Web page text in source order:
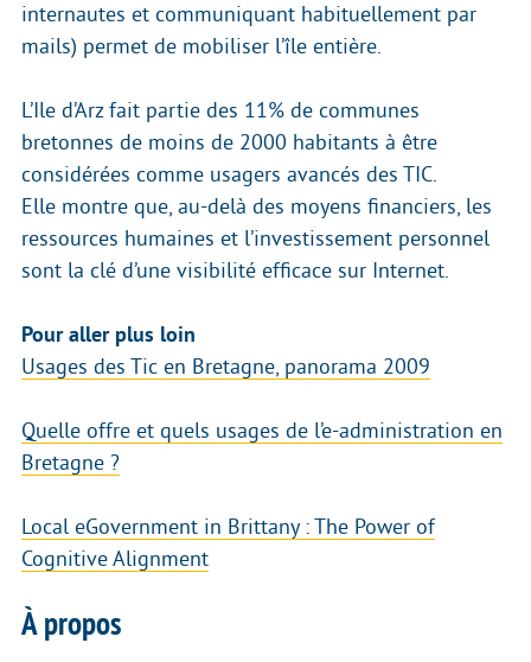
internautes et communiquant habituellement par
mails) permet de mobiliser l’île entière.
L’Ile d’Arz fait partie des 11% de communes
bretonnes de moins de 2000 habitants à être
considérées comme usagers avancés des TIC.
Elle montre que, au-delà des moyens financiers, les
ressources humaines et l’investissement personnel
sont la clé d’une visibilité efficace sur Internet.
Pour aller plus loin
Usages des Tic en Bretagne, panorama 2009
Quelle offre et quels usages de l’e-administration en
Bretagne ?
Local eGovernment in Brittany : The Power of
Cognitive Alignment
À propos